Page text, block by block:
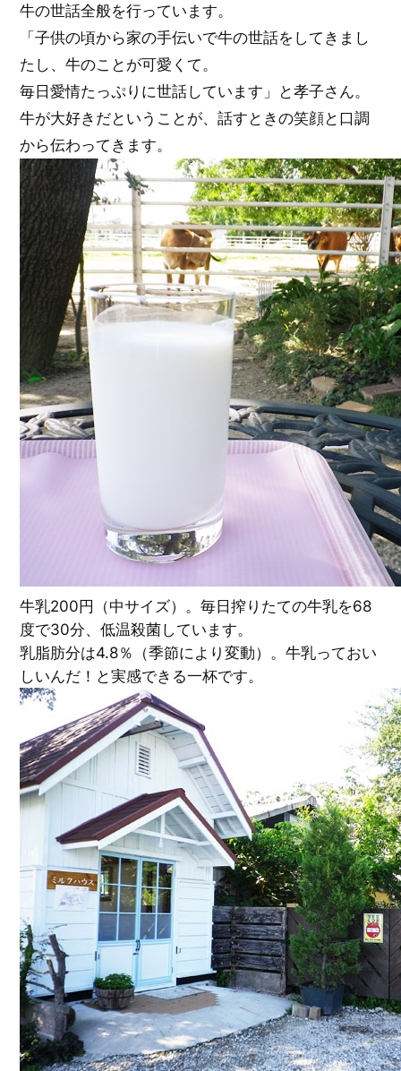
牛の世話全般を行っています。
「子供の頃から家の手伝いで牛の世話をしてきまし
たし、牛のことが可愛くて。
毎日愛情たっぷりに世話しています」と孝子さん。
牛が大好きだということが、話すときの笑顔と口調
から伝わってきます。
牛乳200円（中サイズ）。毎日搾りたての牛乳を68
度で30分、低温殺菌しています。
乳脂肪分は4.8％（季節により変動）。牛乳っておい
しいんだ！と実感できる一杯です。